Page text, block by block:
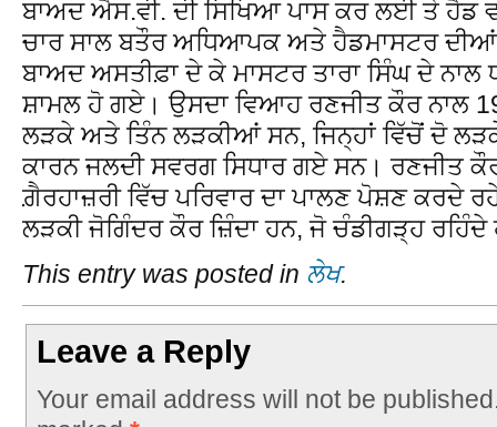
ਬਾਅਦ ਐਸ.ਵੀ. ਦੀ ਸਿਖਿਆ ਪਾਸ ਕਰ ਲਈ ਤੇ
ਚਾਰ ਸਾਲ ਬਤੌਰ ਅਧਿਆਪਕ ਅਤੇ ਹੈਡਮਾਸਟਰ
ਬਾਅਦ ਅਸਤੀਫ਼ਾ ਦੇ ਕੇ ਮਾਸਟਰ ਤਾਰਾ ਸਿੰਘ ਦੇ ਨਾਲ
ਸ਼ਾਮਲ ਹੋ ਗਏ। ਉਸਦਾ ਵਿਆਹ ਰਣਜੀਤ ਕੌਰ ਨਾਲ
ਲੜਕੇ ਅਤੇ ਤਿੰਨ ਲੜਕੀਆਂ ਸਨ, ਜਿਨ੍ਹਾਂ ਵਿੱਚੋਂ ਦੋ
ਕਾਰਨ ਜਲਦੀ ਸਵਰਗ ਸਿਧਾਰ ਗਏ ਸਨ। ਰਣਜੀਤ
ਗ਼ੈਰਹਾਜ਼ਰੀ ਵਿੱਚ ਪਰਿਵਾਰ ਦਾ ਪਾਲਣ ਪੋਸ਼ਣ ਕਰਦੇ
ਲੜਕੀ ਜੋਗਿੰਦਰ ਕੌਰ ਜ਼ਿੰਦਾ ਹਨ, ਜੋ ਚੰਡੀਗੜ੍ਹ
This entry was posted in ਲੇਖ.
Leave a Reply
Your email address will not be